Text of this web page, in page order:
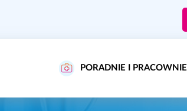
PORADNIE I PRACOWNIE